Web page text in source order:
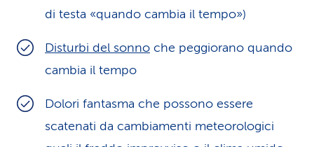
di testa «quando cambia il tempo»)
Disturbi del sonno che peggiorano quando
cambia il tempo
Dolori fantasma che possono essere
scatenati da cambiamenti meteorologici